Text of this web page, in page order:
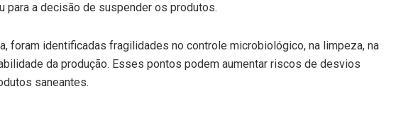
para a decisão de suspender os produtos.
foram identificadas fragilidades no controle microbiológico, na limpeza, na
da produção. Esses pontos podem aumentar riscos de desvios
saneantes.